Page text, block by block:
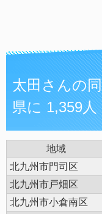
太田さんの
県に 1,359人
地域
北九州市門司区
北九州市戸畑区
北九州市小倉南区